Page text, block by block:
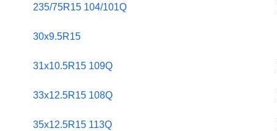
235/75R15 104/101Q
30x9.5R15
31x10.5R15 109Q
33x12.5R15 108Q
35x12.5R15 113Q